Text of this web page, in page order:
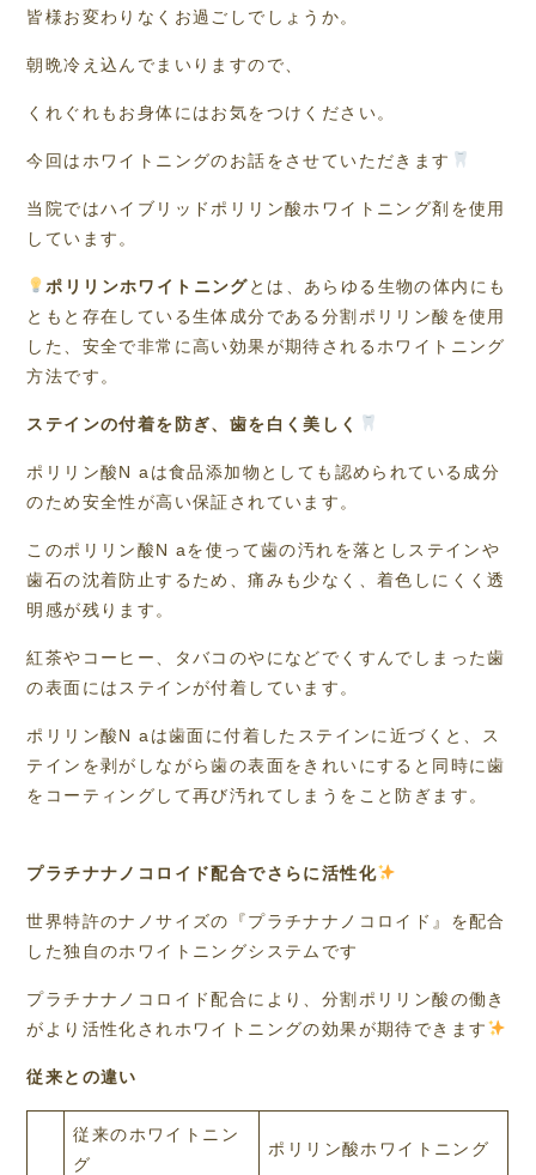
皆様お変わりなくお過ごしでしょうか。
朝晩冷え込んでまいりますので、
くれぐれもお身体にはお気をつけください。
今回はホワイトニングのお話をさせていただきます
当院ではハイブリッドポリリン酸ホワイトニング剤を使用
しています。
ポリリンホワイトニングとは、あらゆる生物の体内にも
ともと存在している生体成分である分割ポリリン酸を使用
した、安全で非常に高い効果が期待されるホワイトニング
方法です。
ステインの付着を防ぎ、歯を白く美しく
ポリリン酸N aは食品添加物としても認められている成分
のため安全性が高い保証されています。
このポリリン酸N aを使って歯の汚れを落としステインや
歯石の沈着防止するため、痛みも少なく、着色しにくく透
明感が残ります。
紅茶やコーヒー、タバコのやになどでくすんでしまった歯
の表面にはステインが付着しています。
ポリリン酸N aは歯面に付着したステインに近づくと、ス
テインを剥がしながら歯の表面をきれいにすると同時に歯
をコーティングして再び汚れてしまうをこと防ぎます。
プラチナナノコロイド配合でさらに活性化
世界特許のナノサイズの『プラチナナノコロイド』を配合
した独自のホワイトニングシステムです
プラチナナノコロイド配合により、分割ポリリン酸の働き
がより活性化されホワイトニングの効果が期待できます
従来との違い
従来のホワイトニン
グ
ポリリン酸ホワイトニング